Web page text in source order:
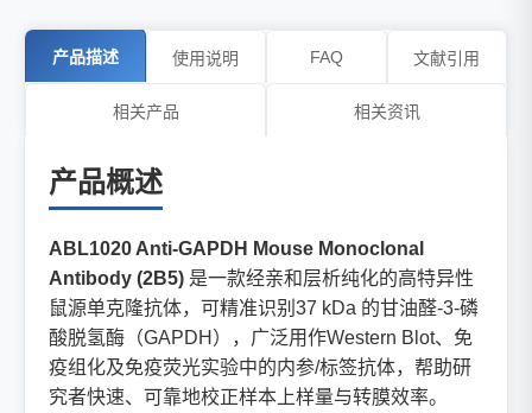
产品描述 使用说明 FAQ 文献引用
相关产品 相关资讯
产品概述
ABL1020 Anti-GAPDH Mouse Monoclonal
Antibody (2B5) 是一款经亲和层析纯化的高特异性
鼠源单克隆抗体，可精准识别37 kDa 的甘油醛-3-磷
酸脱氢酶（GAPDH），广泛用作Western Blot、免
疫组化及免疫荧光实验中的内参/标签抗体，帮助研
究者快速、可靠地校正样本上样量与转膜效率。